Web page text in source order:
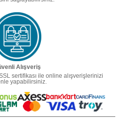
Alışveriş
sertifikası ile online alışverişlerinizi
yapabilirsiniz.